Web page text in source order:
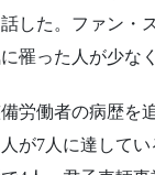
した。ファン・
罹った人が少な
労働者の病歴を
が7人に達して